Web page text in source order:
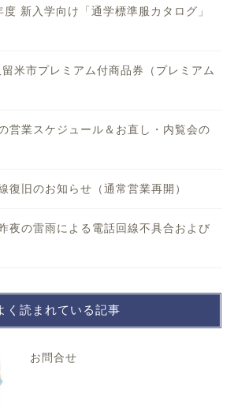
度 新入学向け「通学標準服カタログ」
留米市プレミアム付商品券（プレミアム
営業スケジュール＆お直し・内覧会の
復旧のお知らせ（通常営業再開）
夜の雷雨による電話回線不具合および
く読まれている記事
お問合せ